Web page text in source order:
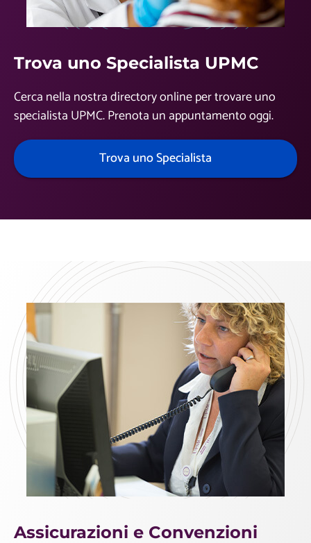
Trova uno Specialista UPMC
Cerca nella nostra directory online per trovare uno
specialista UPMC. Prenota un appuntamento oggi.
Trova uno Specialista
Assicurazioni e Convenzioni